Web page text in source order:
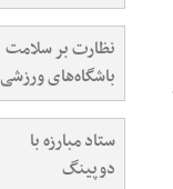
نظارت بر سلامت
باشگاه‌های ورزشی
ستاد مبارزه با
دوپینگ